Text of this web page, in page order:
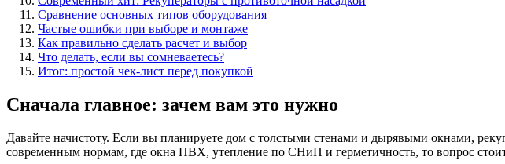
Сравнение основных типов оборудования
Частые ошибки при выборе и монтаже
Как правильно сделать расчет и выбор
Что делать, если вы сомневаетесь?
Итог: простой чек-лист перед покупкой
Сначала главное: зачем вам это нужно
Давайте начистоту. Если вы планируете дом с толстыми стенами и дырявыми окнами,
современным нормам, где окна ПВХ, утепление по СНиП и герметичность, то вопрос